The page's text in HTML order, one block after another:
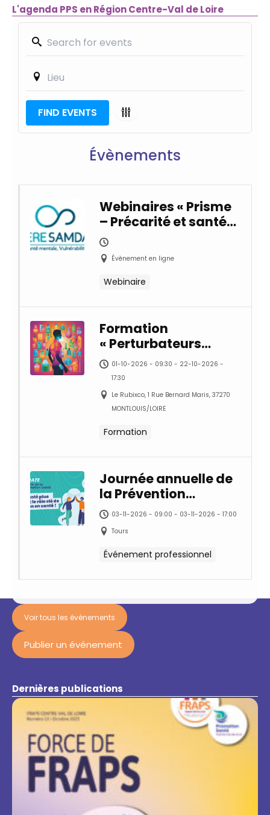
L'agenda PPS en Région Centre-Val de Loire
FIND EVENTS
Évènements
Webinaires « Prisme
– Précarité et santé
mentale »
Évènement en ligne
Webinaire
Formation
« Perturbateurs
endocriniens :
comment agir dans
ma structure ? »
01-10-2026 - 09:30 - 22-10-2026 -
17:30
Le Rubixco, 1 Rue Bernard Maris, 37270
MONTLOUIS/LOIRE
Formation
Journée annuelle de
la Prévention
Promotion Santé –
Vers une santé plus
accessible : le rôle
clé de la médiation
03-11-2026 - 09:00 - 03-11-2026 - 17:00
Tours
Événement professionnel
Voir tous les événements
Publier un événement
Dernières publications